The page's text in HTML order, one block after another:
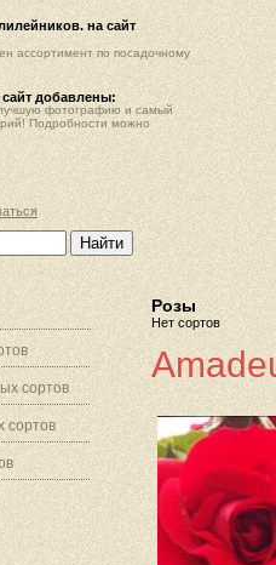
на сайт
ассортимент по посадочному
добавлены:
фотографию и самый
Подробности можно
сортов
сортов
Розы
Нет сортов